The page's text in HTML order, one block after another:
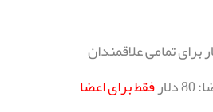
فقط برای اعضا